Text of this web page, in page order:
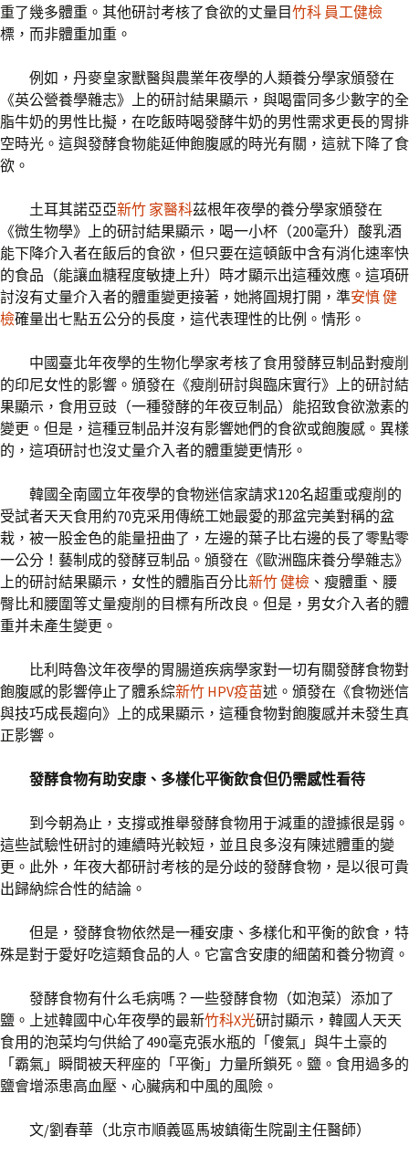
重了幾多體重。其他研討考核了食欲的丈量目竹科 員工健檢
標，而非體重加重。
例如，丹麥皇家獸醫與農業年夜學的人類養分學家頒發在
《英公營養學雜志》上的研討結果顯示，與喝雷同多少數字的全
脂牛奶的男性比擬，在吃飯時喝發酵牛奶的男性需求更長的胃排
空時光。這與發酵食物能延伸飽腹感的時光有關，這就下降了食
欲。
土耳其諾亞亞新竹 家醫科茲根年夜學的養分學家頒發在
《微生物學》上的研討結果顯示，喝一小杯（200毫升）酸乳酒
能下降介入者在飯后的食欲，但只要在這頓飯中含有消化速率快
的食品（能讓血糖程度敏捷上升）時才顯示出這種效應。這項研
討沒有丈量介入者的體重變更接著，她將圓規打開，準安慎 健
檢確量出七點五公分的長度，這代表理性的比例。情形。
中國臺北年夜學的生物化學家考核了食用發酵豆制品對瘦削
的印尼女性的影響。頒發在《瘦削研討與臨床實行》上的研討結
果顯示，食用豆豉（一種發酵的年夜豆制品）能招致食欲激素的
變更。但是，這種豆制品并沒有影響她們的食欲或飽腹感。異樣
的，這項研討也沒丈量介入者的體重變更情形。
韓國全南國立年夜學的食物迷信家請求120名超重或瘦削的
受試者天天食用約70克采用傳統工她最愛的那盆完美對稱的盆
栽，被一股金色的能量扭曲了，左邊的葉子比右邊的長了零點零
一公分！藝制成的發酵豆制品。頒發在《歐洲臨床養分學雜志》
上的研討結果顯示，女性的體脂百分比新竹 健檢 、瘦體重、腰
臀比和腰圍等丈量瘦削的目標有所改良。但是，男女介入者的體
重并未產生變更。
比利時魯汶年夜學的胃腸道疾病學家對一切有關發酵食物對
飽腹感的影響停止了體系綜新竹 HPV疫苗述。頒發在《食物迷信
與技巧成長趨向》上的成果顯示，這種食物對飽腹感并未發生真
正影響。
發酵食物有助安康、多樣化平衡飲食但仍需感性看待
到今朝為止，支撐或推舉發酵食物用于減重的證據很是弱。
這些試驗性研討的連續時光較短，並且良多沒有陳述體重的變
更。此外，年夜大都研討考核的是分歧的發酵食物，是以很可貴
出歸納綜合性的結論。
但是，發酵食物依然是一種安康、多樣化和平衡的飲食，特
殊是對于愛好吃這類食品的人。它富含安康的細菌和養分物資。
發酵食物有什么毛病嗎？一些發酵食物（如泡菜）添加了
鹽。上述韓國中心年夜學的最新竹科X光研討顯示，韓國人天天
食用的泡菜均勻供給了490毫克張水瓶的「傻氣」與牛土豪的
「霸氣」瞬間被天秤座的「平衡」力量所鎖死。鹽。食用過多的
鹽會增添患高血壓、心臟病和中風的風險。
文/劉春華（北京市順義區馬坡鎮衛生院副主任醫師）